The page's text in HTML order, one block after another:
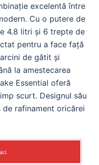
excelentă între
Cu o putere de
4.8 litri și 6 trepte de
pentru a face față
de gătit și
la amestecarea
Essential oferă
scurt. Designul său
rafinament oricărei